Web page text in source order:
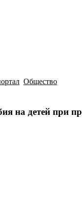
Общество
на детей при